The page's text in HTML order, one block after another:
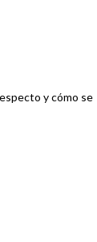
y cómo se